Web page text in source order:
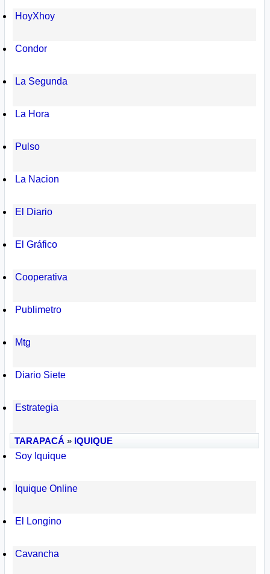
HoyXhoy
Condor
La Segunda
La Hora
Pulso
La Nacion
El Diario
El Gráfico
Cooperativa
Publimetro
Mtg
Diario Siete
Estrategia
TARAPACÁ » IQUIQUE
Soy Iquique
Iquique Online
El Longino
Cavancha